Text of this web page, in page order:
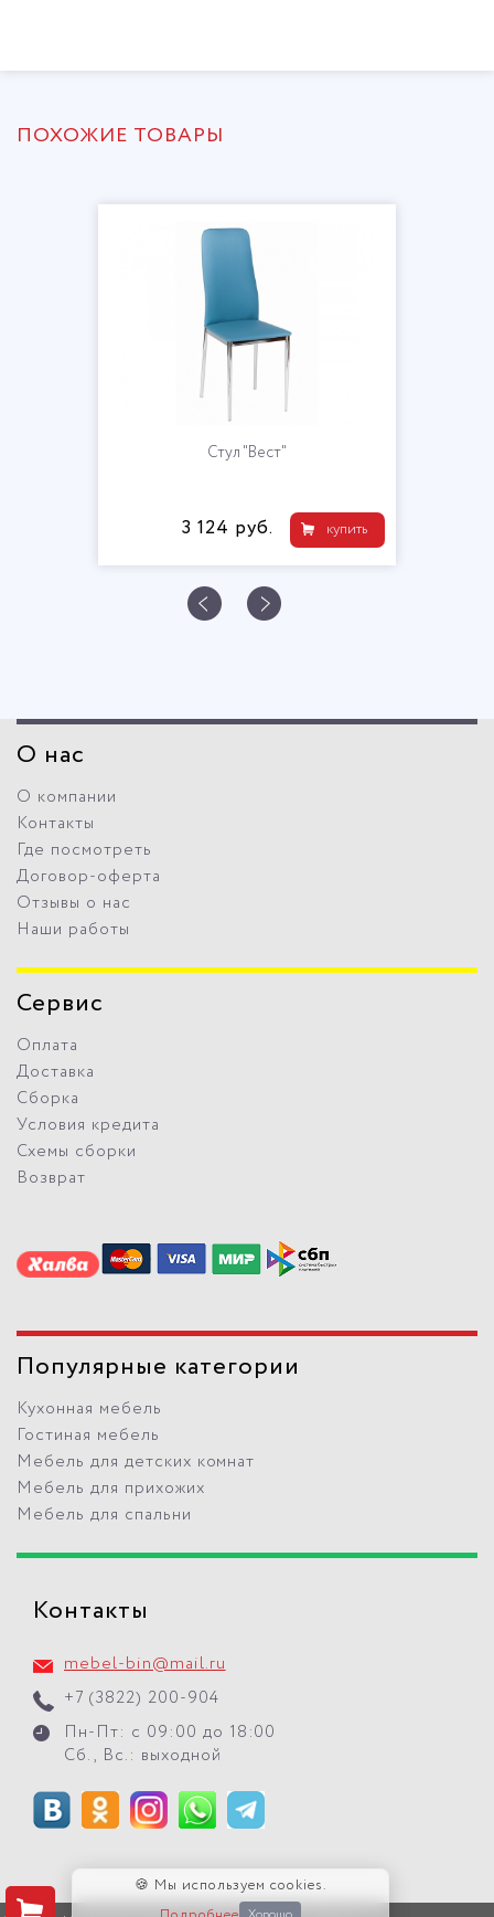
ПОХОЖИЕ ТОВАРЫ
Стул "Вест"
купить
3 124 руб.
О нас
О компании
Контакты
Где посмотреть
Договор-оферта
Отзывы о нас
Наши работы
Сервис
Оплата
Доставка
Сборка
Условия кредита
Схемы сборки
Возврат
Популярные категории
Кухонная мебель
Гостиная мебель
Мебель для детских комнат
Мебель для прихожих
Мебель для спальни
Контакты
mebel-bin@mail.ru
+7 (3822) 200-904
Пн-Пт: с 09:00 до 18:00
Сб., Вс.: выходной
🍪 Мы используем cookies.